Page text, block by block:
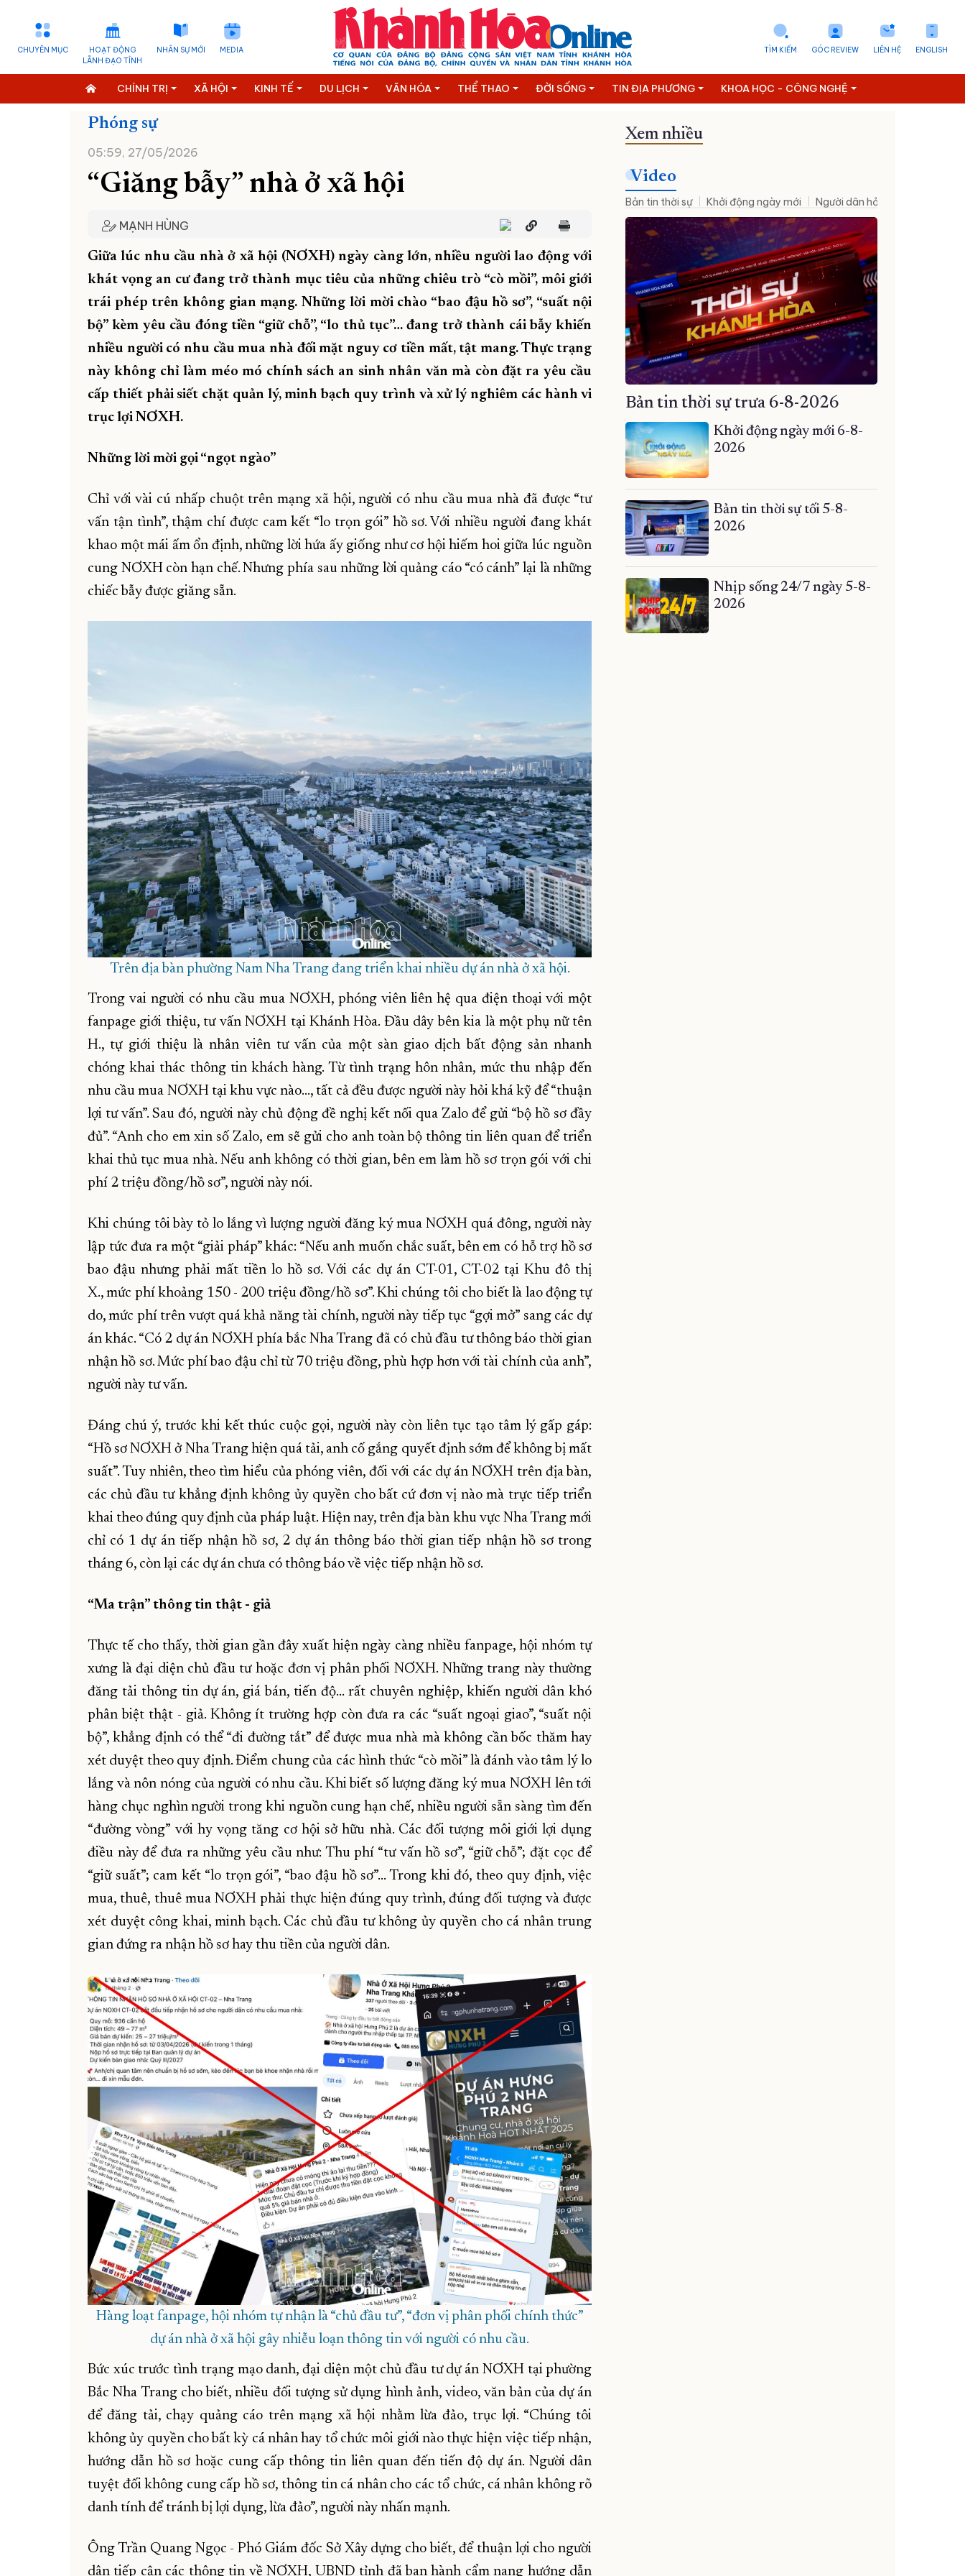
CHUYÊN MỤC
HOẠT ĐỘNG
LÃNH ĐẠO TỈNH
NHÂN SỰ MỚI MEDIA ENGLISH
LIÊN HỆ
GÓC REVIEW
TÌM KIẾM
CHÍNH TRỊ XÃ HỘI KINH TẾ DU LỊCH VĂN HÓA THỂ THAO ĐỜI SỐNG TIN ĐỊA PHƯƠNG KHOA HỌC - CÔNG NGHỆ
Phóng sự
05:59, 27/05/2026
“Giăng bẫy” nhà ở xã hội
MẠNH HÙNG
Giữa lúc nhu cầu nhà ở xã hội (NƠXH) ngày càng lớn, nhiều người lao động với
khát vọng an cư đang trở thành mục tiêu của những chiêu trò “cò mồi”, môi giới
trái phép trên không gian mạng. Những lời mời chào “bao đậu hồ sơ”, “suất nội
bộ” kèm yêu cầu đóng tiền “giữ chỗ”, “lo thủ tục”… đang trở thành cái bẫy khiến
nhiều người có nhu cầu mua nhà đối mặt nguy cơ tiền mất, tật mang. Thực trạng
này không chỉ làm méo mó chính sách an sinh nhân văn mà còn đặt ra yêu cầu
cấp thiết phải siết chặt quản lý, minh bạch quy trình và xử lý nghiêm các hành vi
trục lợi NƠXH.
Những lời mời gọi “ngọt ngào”
Chỉ với vài cú nhấp chuột trên mạng xã hội, người có nhu cầu mua nhà đã được “tư
vấn tận tình”, thậm chí được cam kết “lo trọn gói” hồ sơ. Với nhiều người đang khát
khao một mái ấm ổn định, những lời hứa ấy giống như cơ hội hiếm hoi giữa lúc nguồn
cung NƠXH còn hạn chế. Nhưng phía sau những lời quảng cáo “có cánh” lại là những
chiếc bẫy được giăng sẵn.
Trên địa bàn phường Nam Nha Trang đang triển khai nhiều dự án nhà ở xã hội.
Trong vai người có nhu cầu mua NƠXH, phóng viên liên hệ qua điện thoại với một
fanpage giới thiệu, tư vấn NƠXH tại Khánh Hòa. Đầu dây bên kia là một phụ nữ tên
H., tự giới thiệu là nhân viên tư vấn của một sàn giao dịch bất động sản nhanh
chóng khai thác thông tin khách hàng. Từ tình trạng hôn nhân, mức thu nhập đến
nhu cầu mua NƠXH tại khu vực nào…, tất cả đều được người này hỏi khá kỹ để “thuận
lợi tư vấn”. Sau đó, người này chủ động đề nghị kết nối qua Zalo để gửi “bộ hồ sơ đầy
đủ”. “Anh cho em xin số Zalo, em sẽ gửi cho anh toàn bộ thông tin liên quan để triển
khai thủ tục mua nhà. Nếu anh không có thời gian, bên em làm hồ sơ trọn gói với chi
phí 2 triệu đồng/hồ sơ”, người này nói.
Khi chúng tôi bày tỏ lo lắng vì lượng người đăng ký mua NƠXH quá đông, người này
lập tức đưa ra một “giải pháp” khác: “Nếu anh muốn chắc suất, bên em có hỗ trợ hồ sơ
bao đậu nhưng phải mất tiền lo hồ sơ. Với các dự ánCT-01, CT-02 tại Khu đô thị
X., mức phí khoảng 150 - 200 triệu đồng/hồ sơ”. Khi chúng tôi cho biết là lao động tự
do, mức phí trên vượt quá khả năng tài chính, người này tiếp tục “gợi mở” sang các dự
án khác. “Có 2 dự án NƠXH phía bắc Nha Trang đã có chủ đầu tư thông báo thời gian
nhận hồ sơ. Mức phí bao đậu chỉ từ 70 triệu đồng, phù hợp hơn với tài chính của anh”,
người này tư vấn.
Đáng chú ý, trước khi kết thúc cuộc gọi, người này còn liên tục tạo tâm lý gấp gáp:
“Hồ sơ NƠXH ở Nha Trang hiện quá tải, anh cố gắng quyết định sớm để không bị mất
suất”. Tuy nhiên, theo tìm hiểu của phóng viên, đối với các dự án NƠXH trên địa bàn,
các chủ đầu tư khẳng định không ủy quyền cho bất cứ đơn vị nào mà trực tiếp triển
khai theo đúng quy định của pháp luật. Hiện nay, trên địa bàn khu vực Nha Trang mới
chỉ có 1 dự án tiếp nhận hồ sơ, 2 dự án thông báo thời gian tiếp nhận hồ sơ trong
tháng 6, còn lại các dự án chưa có thông báo về việc tiếp nhận hồ sơ.
“Ma trận” thông tin thật - giả
Thực tế cho thấy, thời gian gần đây xuất hiện ngày càng nhiều fanpage, hội nhóm tự
xưng là đại diện chủ đầu tư hoặc đơn vị phân phối NƠXH. Những trang này thường
đăng tải thông tin dự án, giá bán, tiến độ… rất chuyên nghiệp, khiến người dân khó
phân biệt thật - giả. Không ít trường hợp còn đưa ra các “suất ngoại giao”, “suất nội
bộ”, khẳng định có thể “đi đường tắt” để được mua nhà mà không cần bốc thăm hay
xét duyệt theo quy định. Điểm chung của các hình thức “cò mồi” là đánh vào tâm lý lo
lắng và nôn nóng của người có nhu cầu. Khi biết số lượng đăng ký mua NƠXH lên tới
hàng chục nghìn người trong khi nguồn cung hạn chế, nhiều người sẵn sàng tìm đến
“đường vòng” với hy vọng tăng cơ hội sở hữu nhà. Các đối tượng môi giới lợi dụng
điều này để đưa ra những yêu cầu như: Thu phí “tư vấn hồ sơ”, “giữ chỗ”; đặt cọc để
“giữ suất”; cam kết “lo trọn gói”, “bao đậu hồ sơ”… Trong khi đó, theo quy định, việc
mua, thuê, thuê mua NƠXH phải thực hiện đúng quy trình, đúng đối tượng và được
xét duyệt công khai, minh bạch. Các chủ đầu tư không ủy quyền cho cá nhân trung
gian đứng ra nhận hồ sơ hay thu tiền của người dân.
Hàng loạt fanpage, hội nhóm tự nhận là “chủ đầu tư”, “đơn vị phân phối chính thức”
dự án nhà ở xã hội gây nhiễu loạn thông tin với người có nhu cầu.
Bức xúc trước tình trạng mạo danh, đại diện một chủ đầu tư dự án NƠXH tại phường
Bắc Nha Trang cho biết, nhiều đối tượng sử dụng hình ảnh, video, văn bản của dự án
để đăng tải, chạy quảng cáo trên mạng xã hội nhằm lừa đảo, trục lợi. “Chúng tôi
không ủy quyền cho bất kỳ cá nhân hay tổ chức môi giới nào thực hiện việc tiếp nhận,
hướng dẫn hồ sơ hoặc cung cấp thông tin liên quan đến tiến độ dự án. Người dân
tuyệt đối không cung cấp hồ sơ, thông tin cá nhân cho các tổ chức, cá nhân không rõ
danh tính để tránh bị lợi dụng, lừa đảo”, người này nhấn mạnh.
Ông Trần Quang Ngọc - Phó Giám đốc Sở Xây dựng cho biết, để thuận lợi cho người
dân tiếp cận các thông tin về NƠXH, UBND tỉnh đã ban hành cẩm nang hướng dẫn
Xem nhiều
Video
Bản tin thời sự Khởi động ngày mới Người dân hỏi – Cơ quan nhà
Bản tin thời sự trưa 6-8-2026
Khởi động ngày mới 6-8-
2026
Bản tin thời sự tối 5-8-
2026
Nhịp sống 24/7 ngày 5-8-
2026